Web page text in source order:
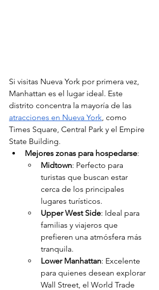
Si visitas Nueva York por primera vez,
Manhattan es el lugar ideal. Este
distrito concentra la mayoría de las
atracciones en Nueva York , como
Times Square, Central Park y el Empire
State Building.
Mejores zonas para hospedarse:
Midtown: Perfecto para
turistas que buscan estar
cerca de los principales
lugares turísticos.
Upper West Side: Ideal para
familias y viajeros que
prefieren una atmósfera más
tranquila.
Lower Manhattan: Excelente
para quienes desean explorar
Wall Street, el World Trade